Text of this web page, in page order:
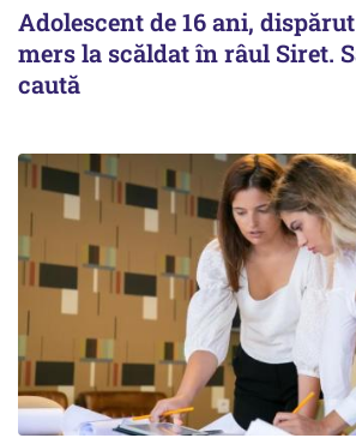
Adolescent de 16 ani,
mers la scăldat în râul Siret.
caută